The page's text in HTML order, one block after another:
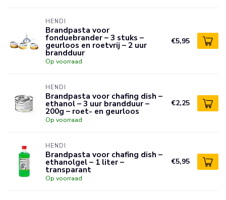
HENDI
Brandpasta voor
fonduebrander – 3 stuks –
geurloos en roetvrij – 2 uur
brandduur
Op voorraad
€5,95
HENDI
Brandpasta voor chafing dish –
ethanol – 3 uur brandduur –
200g – roet- en geurloos
Op voorraad
€2,25
HENDI
Brandpasta voor chafing dish –
ethanolgel – 1 liter –
transparant
Op voorraad
€5,95